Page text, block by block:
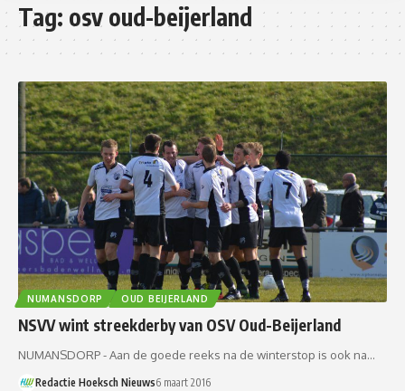
Tag: osv oud-beijerland
NUMANSDORP OUD BEIJERLAND
NSVV wint streekderby van OSV Oud-Beijerland
NUMANSDORP - Aan de goede reeks na de winterstop is ook na…
Redactie Hoeksch Nieuws6 maart 2016